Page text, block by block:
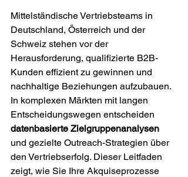
Mittelständische Vertriebsteams in
Deutschland, Österreich und der
Schweiz stehen vor der
Herausforderung, qualifizierte B2B-
Kunden effizient zu gewinnen und
nachhaltige Beziehungen aufzubauen.
In komplexen Märkten mit langen
Entscheidungswegen entscheiden
datenbasierte Zielgruppenanalysen
und gezielte Outreach-Strategien über
den Vertriebserfolg. Dieser Leitfaden
zeigt, wie Sie Ihre Akquiseprozesse